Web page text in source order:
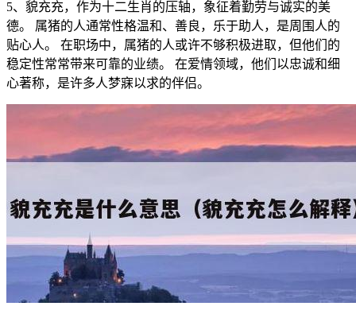
5、貌充充，作为十二生肖的压轴，象征着勤劳与诚实的美
德。 属猪的人通常性格温和、善良，乐于助人，是周围人的
贴心人。 在职场中，属猪的人或许不够积极进取，但他们的
稳定性常常带来可靠的业绩。 在爱情领域，他们以忠诚和细
心著称，是许多人梦寐以求的伴侣。